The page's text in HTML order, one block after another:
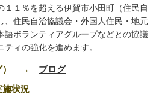
１１％を超える伊賀市小田町（住民自
、住民自治協議会・外国人住民・地元
語ボランティアグループなどとの協議
ィの強化を進めます。
グ） → ブログ
状況